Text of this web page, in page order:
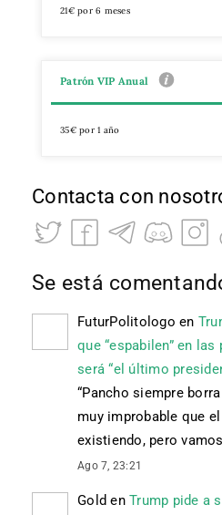
21€ por 6 meses
Patrón VIP Anual
35€ por 1 año
Contacta con
Se está
FuturPolitologo en
que “espabilen” en
será “el último
“Pancho siempre
muy improbable que
existiendo, pero
Ago 7, 23:21
Gold en Trump pide a